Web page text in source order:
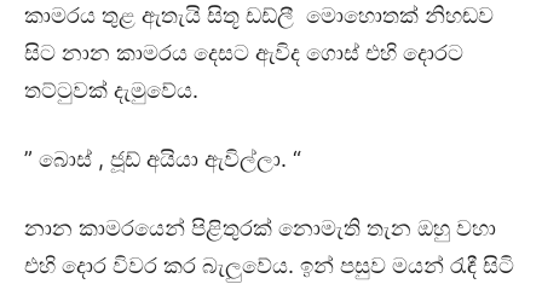
කාමරය තුළ ඇතැයි සිතූ ඩඩ්ලී මොහොතක් නිහඬව
සිට නාන කාමරය දෙසට ඇවිද ගොස් එහි දොරට
තට්ටුවක් දැමුවේය.
” බොස් , ජූඩ් අයියා ඇවිල්ලා. “
නාන කාමරයෙන් පිළිතුරක් නොමැති තැන ඔහු වහා
එහි දොර විවර කර බැලුවේය. ඉන් පසුව මයන් රැඳී සිටි